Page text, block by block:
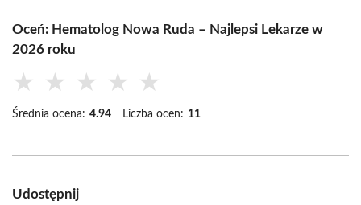
Oceń: Hematolog Nowa Ruda – Najlepsi Lekarze w
2026 roku
★ ★ ★ ★ ★
Średnia ocena: 4.94 Liczba ocen: 11
Udostępnij